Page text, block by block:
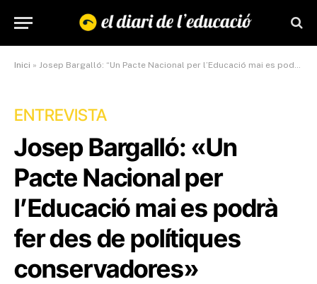
Inici » Josep Bargalló: “Un Pacte Nacional per l’Educació mai es podrà fer des de polítiques conservadores”
ENTREVISTA
Josep Bargalló: «Un
Pacte Nacional per
l’Educació mai es podrà
fer des de polítiques
conservadores»